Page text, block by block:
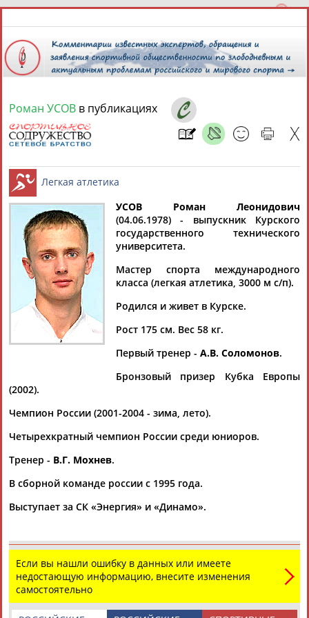
7 августа 2026 года,
СПОРТСМЕНЫ, ТРЕНЕРЫ И СПЕЦИАЛИСТЫ
Найдено: 2персоны Расширенный поиск
Роман
УСОВ
Роман
УСОВ
Ваш запрос: "Роман УСОВ"
Документы 1-10 из 22 найденных уникальных документов
1 2 3
Исполком тренерского совета СБР утвердил списки
кандидатов в сборные России по биатлону
РоманЕремин, Савелий Коновалов, Евгений Сидоров,
Иванов и ДаниилУсов. В резервном составе значатся
09.04.2026
Большое интервью с Романом Герасимовым, автором канала
"Усы Сопротивления"
—Роман, твой канал "Усы Сопротивления" заметен в
Telegram, букмекеры как-то реагируют? — Да, практ...
Роман УСОВ в публикациях
Легкая атлетика
УСОВ Роман Леонидович
(04.06.1978) - выпускник Курского
государственного технического
университета.
Мастер спорта международного
класса (легкая атлетика, 3000 м с/п).
Родился и живет в Курске.
Рост 175 см. Вес 58 кг.
Первый тренер - А.В. Соломонов.
Бронзовый призер Кубка Европы
(2002).
Чемпион России (2001-2004 - зима, лето).
Четырехкратный чемпион России среди юниоров.
Тренер - В.Г. Мохнев.
В сборной команде россии с 1995 года.
Выступает за СК «Энергия» и «Динамо».
Если вы нашли ошибку в данных или имеете
недостающую информацию, внесите изменения
самостоятельно